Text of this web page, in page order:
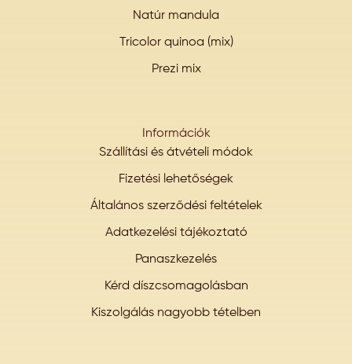
Natúr mandula
Tricolor quinoa (mix)
Prezi mix
Információk
Szállítási és átvételi módok
Fizetési lehetőségek
Általános szerződési feltételek
Adatkezelési tájékoztató
Panaszkezelés
Kérd díszcsomagolásban
Kiszolgálás nagyobb tételben